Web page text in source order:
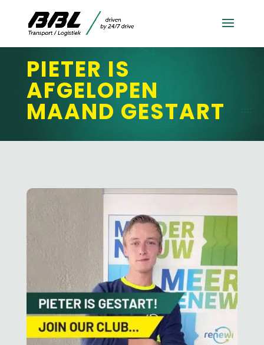
PIETER IS
AFGELOPEN
MAAND GESTART